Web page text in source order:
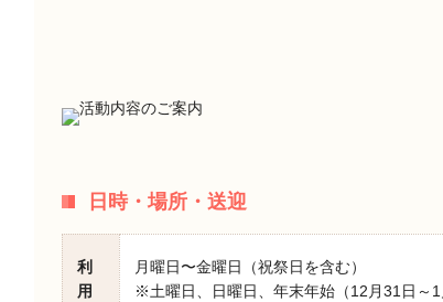
日時・場所・送迎
利
用
月曜日〜金曜日（祝祭日を含む）
※土曜日、日曜日、年末年始（12月31日～